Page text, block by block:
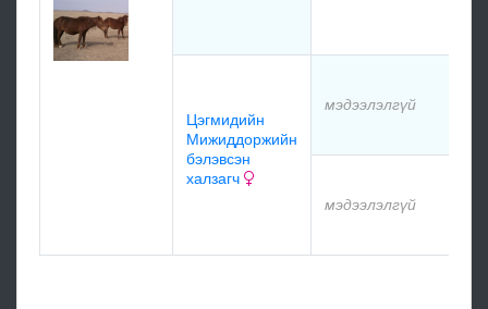
Цэгмидийн
Мижиддоржийн
бэлэвсэн
халзагч
мэдээлэлгүй
мэдээлэлгүй